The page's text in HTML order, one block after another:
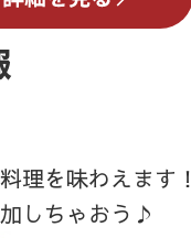
理を味わえます！
しちゃおう♪